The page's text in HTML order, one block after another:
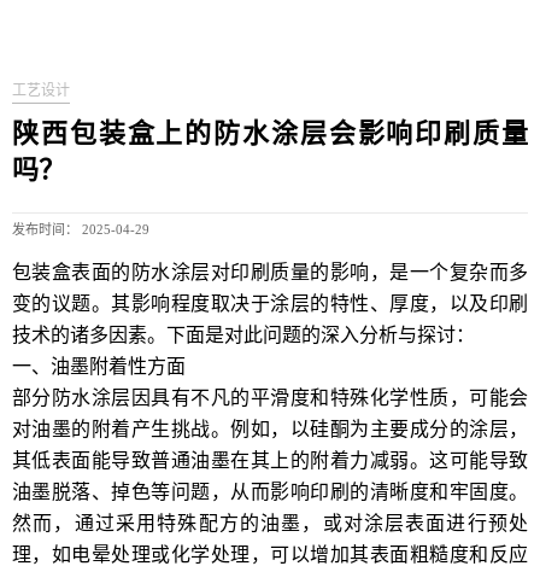
工艺设计
陕西包装盒上的防水涂层会影响印刷质量
吗？
发布时间： 2025-04-29
包装盒表面的防水涂层对印刷质量的影响，是一个复杂而多
变的议题。其影响程度取决于涂层的特性、厚度，以及印刷
技术的诸多因素。下面是对此问题的深入分析与探讨：
一、油墨附着性方面
部分防水涂层因具有不凡的平滑度和特殊化学性质，可能会
对油墨的附着产生挑战。例如，以硅酮为主要成分的涂层，
其低表面能导致普通油墨在其上的附着力减弱。这可能导致
油墨脱落、掉色等问题，从而影响印刷的清晰度和牢固度。
然而，通过采用特殊配方的油墨，或对涂层表面进行预处
理，如电晕处理或化学处理，可以增加其表面粗糙度和反应